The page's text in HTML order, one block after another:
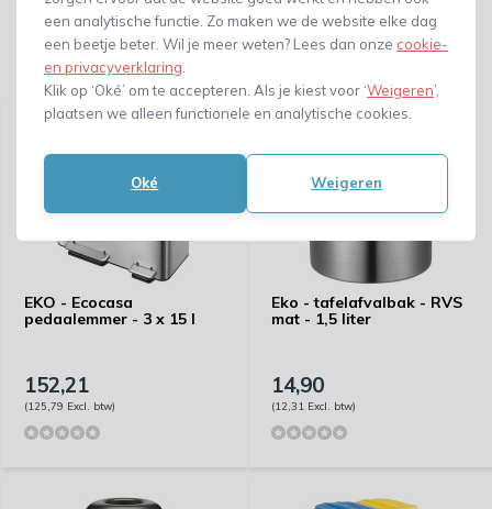
een analytische functie. Zo maken we de website elke dag
een beetje beter. Wil je meer weten? Lees dan onze cookie-
en privacyverklaring
Klik op ‘Oké’ om te accepteren. Als je kiest voor ‘Weigeren’,
plaatsen we alleen functionele en analytische cookies.
Oké Weigeren
Gerelateerde producten
EKO - Ecocasa
pedaalemmer - 3 x 15 l
152,21
(125,79 Excl. btw)
Eko - tafelafvalbak - RVS
mat - 1,5 liter
14,90
(12,31 Excl. btw)